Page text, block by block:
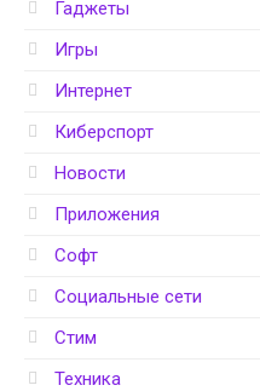
Гаджеты
Игры
Интернет
Киберспорт
Новости
Приложения
Софт
Социальные сети
Стим
Техника